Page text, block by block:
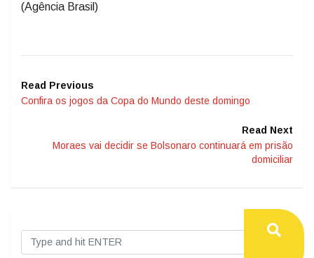
(Agência Brasil)
Read Previous
Confira os jogos da Copa do Mundo deste domingo
Read Next
Moraes vai decidir se Bolsonaro continuará em prisão
domiciliar